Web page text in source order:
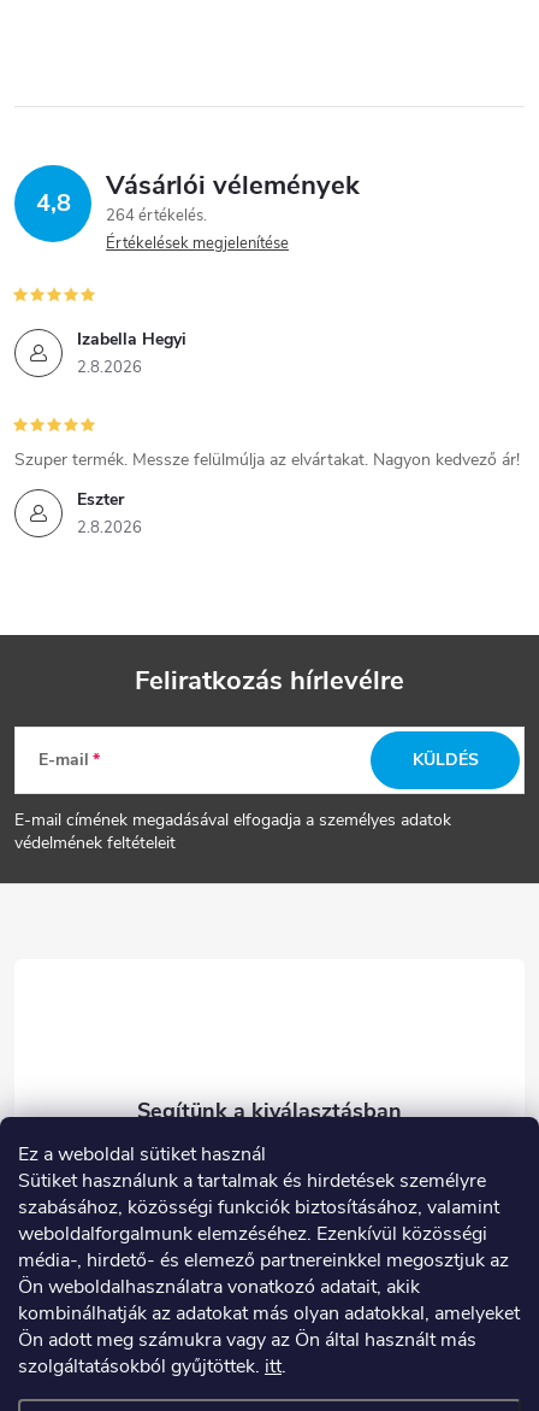
Ez a weboldal sütiket használ
Sütiket használunk a tartalmak és hirdetések személyre
szabásához, közösségi funkciók biztosításához, valamint
weboldalforgalmunk elemzéséhez. Ezenkívül közösségi
média-, hirdető- és elemező partnereinkkel megosztjuk az
Ön weboldalhasználatra vonatkozó adatait, akik
kombinálhatják az adatokat más olyan adatokkal, amelyeket
Ön adott meg számukra vagy az Ön által használt más
szolgáltatásokból gyűjtöttek. itt.
4,8 Vásárlói vélemények
264 értékelés
Értékelések megjelenítése
Izabella Hegyi
2.8.2026
Eszter
2.8.2026
Szuper termék. Messze felülmúlja az elvártakat. Nagyon kedvező ár!
L
á
b
Feliratkozás hírlevélre
E-mail
E-mail címének megadásával elfogadja a személyes adatok
védelmének feltételeit
KÜLDÉS
eshop
003614900180
Facebook
carneo_hu